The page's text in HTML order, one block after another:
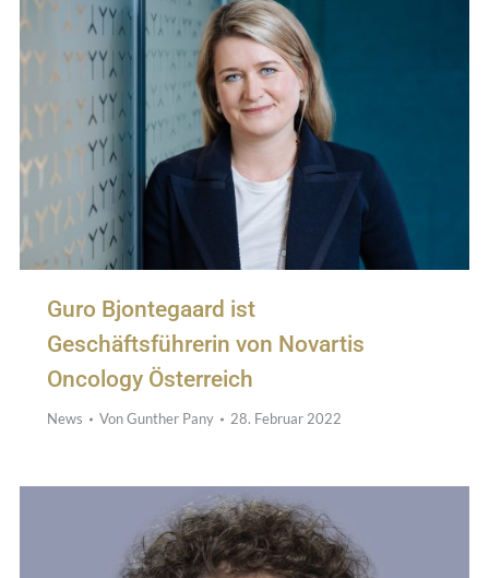
Guro Bjontegaard ist
Geschäftsführerin von Novartis
Oncology Österreich
News VonGunther Pany 28. Februar 2022